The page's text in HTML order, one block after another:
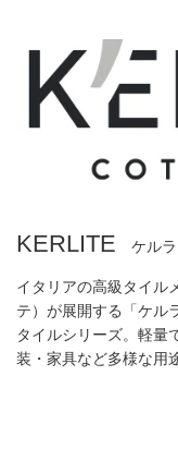
KERLITE ケルラ
イタリアの高級タイル
テ）が展開する「ケル
タイルシリーズ。軽量
装・家具など多様な用